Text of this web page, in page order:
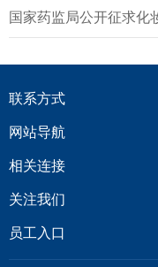
受托生产企业完成现
核报告。
（十四）受托生
整、可追溯。鼓励持
理和药品生产、检验
递、审核、数据归档
段记录药品生产、检
审核形式代替部分现场
（十五）持有人
洁验证、生产管理、
理范围内。
关于共线生产管理
风险管理。在新增商
处方及生产工艺变更
受托生产企业应当将
所有共线生产品种的持
关于物料管理，《
国家药监局公开征求化
联系方式
网站导航
相关连接
关注我们
员工入口